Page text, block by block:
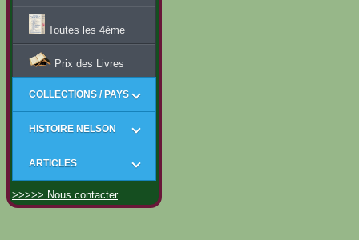
Toutes les 4ème
Prix des Livres
COLLECTIONS / PAYS
HISTOIRE NELSON
ARTICLES
>>>>> Nous contacter